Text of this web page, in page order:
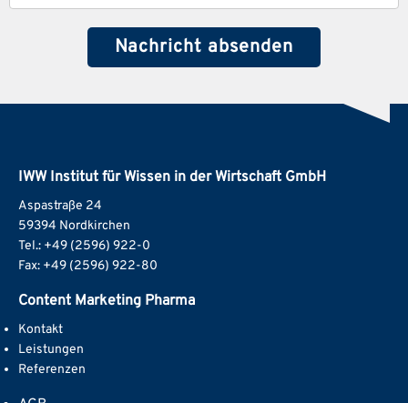
IWW Institut für Wissen in der Wirtschaft GmbH
Aspastraße 24
59394 Nordkirchen
Tel.: +49 (2596) 922-0
Fax: +49 (2596) 922-80
Content Marketing Pharma
Kontakt
Leistungen
Referenzen